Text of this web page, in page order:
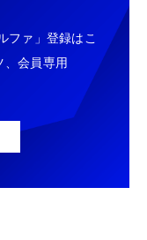
ファ」登録はこ
、会員専用